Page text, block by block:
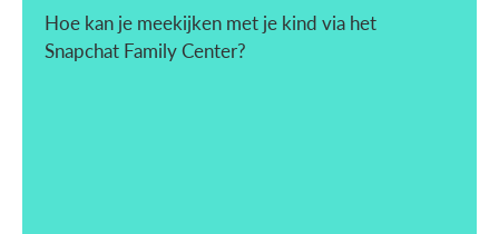
Hoe kan je meekijken met je kind via het
Snapchat Family Center?